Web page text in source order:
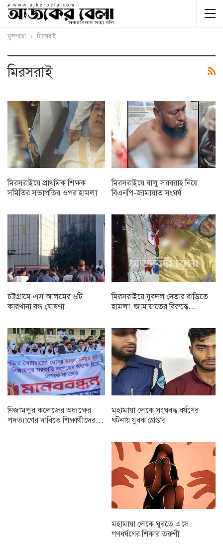
মূলপাতা মিরসরাই
মিরসরাই
মিরসরাইয়ে প্রাথমিক শিক্ষক
সমিতির সভাপতির ওপর হামলা
মিরসরাইয়ে বালু সরবরাহ নিয়ে
বিএনপি-জামায়াত সংঘর্ষ
চট্টগ্রামে এস আলমের ৬টি
কারখানা বন্ধ ঘোষণা
মিরসরাইয়ে যুবদল নেতার বাড়িতে
হামলা, জামায়াতের বিরুদ্ধে…
নিজামপুর কলেজের অধ্যক্ষের
পদত্যাগের দাবিতে শিক্ষার্থীদের…
মহামায়া লেকে সংঘবদ্ধ ধর্ষণের
ঘটনায় যুবক গ্রেপ্তার
মহামায়া লেকে ঘুরতে এসে
গণধর্ষণের শিকার তরুণী